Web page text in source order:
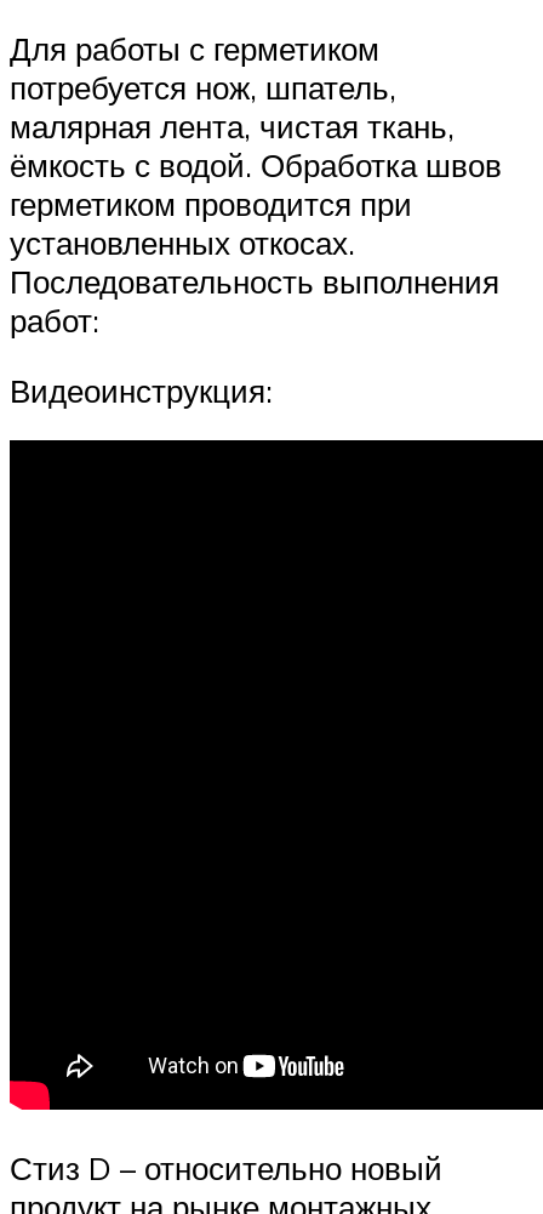
Для работы с герметиком
потребуется нож, шпатель,
малярная лента, чистая ткань,
ёмкость с водой. Обработка швов
герметиком проводится при
установленных откосах.
Последовательность выполнения
работ:
Видеоинструкция:
Стиз D – относительно новый